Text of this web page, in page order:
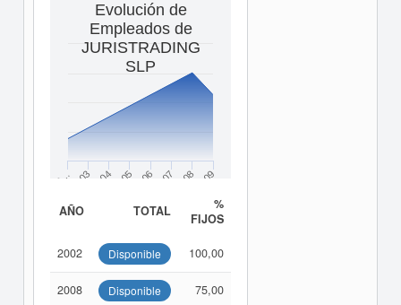
Evolución de
Empleados de
JURISTRADING
SLP
2…20032004200520062007 20082009
AÑO TOTAL
%
FIJOS
2002 Disponible 100,00
2008 Disponible 75,00